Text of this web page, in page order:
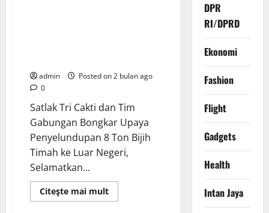
admin
Posted on 2 bulan ago
0
Satlak Tri Cakti dan Tim
Gabungan Bongkar Upaya
Penyelundupan 8 Ton Bijih
Timah ke Luar Negeri,
Selamatkan...
Citeşte mai multRead
more
Berita Terkini
DPR
RI/DPRD
Ekonomi
Fashion
Flight
Gadgets
Health
Intan Jaya